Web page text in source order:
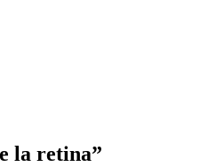
la retina”